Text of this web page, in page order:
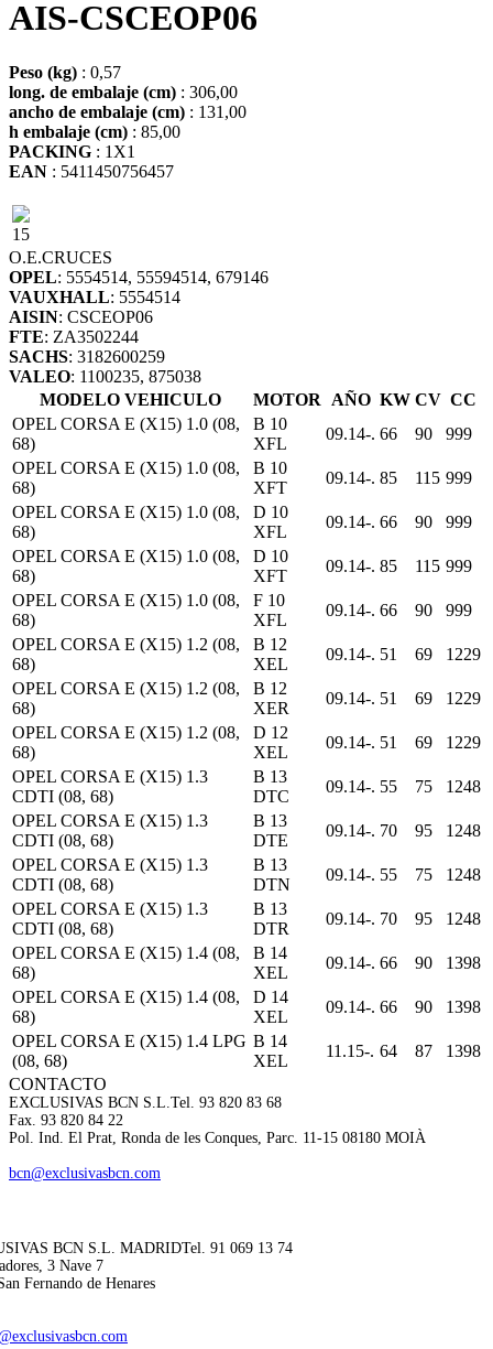
AIS-CSCEOP06
Peso (kg) : 0,57
long. de embalaje (cm) : 306,00
ancho de embalaje (cm) : 131,00
h embalaje (cm) : 85,00
PACKING : 1X1
EAN : 5411450756457
15
O.E.CRUCES
OPEL: 5554514, 55594514, 679146
VAUXHALL: 5554514
AISIN: CSCEOP06
FTE: ZA3502244
SACHS: 3182600259
VALEO: 1100235, 875038
MODELO VEHICULO
MOTOR AÑO KW CV CC
OPEL CORSA E (X15) 1.0 (08,
68)
B 10
XFL
09.14-. 66 90
999
OPEL CORSA E (X15) 1.0 (08,
68)
B 10
XFT
09.14-. 85 115 999
OPEL CORSA E (X15) 1.0 (08,
68)
D 10
XFL
09.14-. 66 90
999
OPEL CORSA E (X15) 1.0 (08,
68)
D 10
XFT
09.14-. 85 115 999
OPEL CORSA E (X15) 1.0 (08,
68)
F 10
XFL
09.14-. 66 90
999
OPEL CORSA E (X15) 1.2 (08,
68)
B 12
XEL
09.14-. 51 69
1229
OPEL CORSA E (X15) 1.2 (08,
68)
B 12
XER
09.14-. 51 69
1229
OPEL CORSA E (X15) 1.2 (08,
68)
D 12
XEL
09.14-. 51 69
1229
OPEL CORSA E (X15) 1.3
CDTI (08, 68)
B 13
DTC
09.14-. 55 75
1248
OPEL CORSA E (X15) 1.3
CDTI (08, 68)
B 13
DTE
09.14-. 70 95
1248
OPEL CORSA E (X15) 1.3
CDTI (08, 68)
B 13
DTN
09.14-. 55 75
1248
OPEL CORSA E (X15) 1.3
CDTI (08, 68)
B 13
DTR
09.14-. 70 95
1248
OPEL CORSA E (X15) 1.4 (08,
68)
B 14
XEL
09.14-. 66 90
1398
OPEL CORSA E (X15) 1.4 (08,
68)
D 14
XEL
09.14-. 66 90
1398
OPEL CORSA E (X15) 1.4 LPG
(08, 68)
B 14
XEL
11.15-. 64 87
1398
CONTACTO
EXCLUSIVAS BCN S.L. Tel. 93 820 83 68
Fax. 93 820 84 22
Pol. Ind. El Prat, Ronda de les Conques, Parc. 11-15 08180 MOIÀ
bcn@exclusivasbcn.com
BCN S.L. MADRIDTel. 91 069 13 74
3 Nave 7
Fernando de Henares